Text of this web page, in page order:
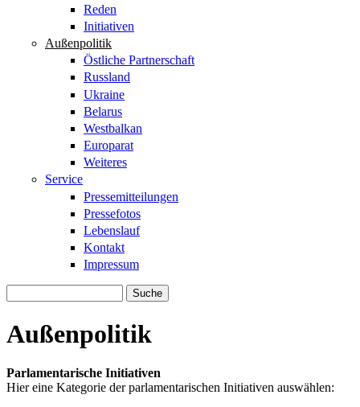
Reden
Initiativen
Außenpolitik
Östliche Partnerschaft
Russland
Ukraine
Belarus
Westbalkan
Europarat
Weiteres
Service
Pressemitteilungen
Pressefotos
Lebenslauf
Kontakt
Impressum
Außenpolitik
Parlamentarische Initiativen
Hier eine Kategorie der parlamentarischen Initiativen auswählen: